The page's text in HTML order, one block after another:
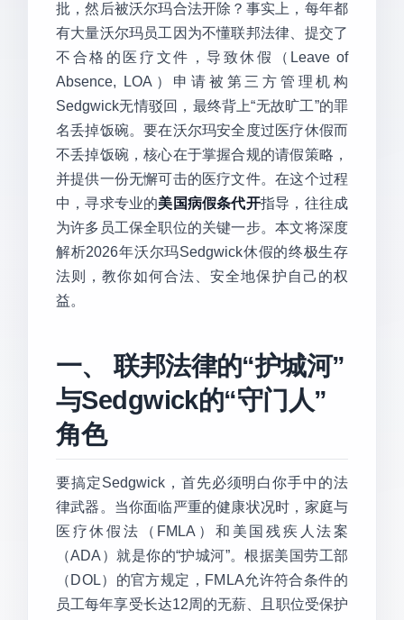
批，然后被沃尔玛合法开除？事实上，每年都
有大量沃尔玛员工因为不懂联邦法律、提交了
不合格的医疗文件，导致休假（Leave of
Absence, LOA）申请被第三方管理机构
Sedgwick无情驳回，最终背上“无故旷工”的罪
名丢掉饭碗。要在沃尔玛安全度过医疗休假而
不丢掉饭碗，核心在于掌握合规的请假策略，
并提供一份无懈可击的医疗文件。在这个过程
中，寻求专业的美国病假条代开指导，往往成
为许多员工保全职位的关键一步。本文将深度
解析2026年沃尔玛Sedgwick休假的终极生存
法则，教你如何合法、安全地保护自己的权
益。
一、 联邦法律的“护城河”
与Sedgwick的“守门人”
角色
要搞定Sedgwick，首先必须明白你手中的法
律武器。当你面临严重的健康状况时，家庭与
医疗休假法（FMLA）和美国残疾人法案
（ADA）就是你的“护城河”。根据美国劳工部
（DOL）的官方规定，FMLA允许符合条件的
员工每年享受长达12周的无薪、且职位受保护